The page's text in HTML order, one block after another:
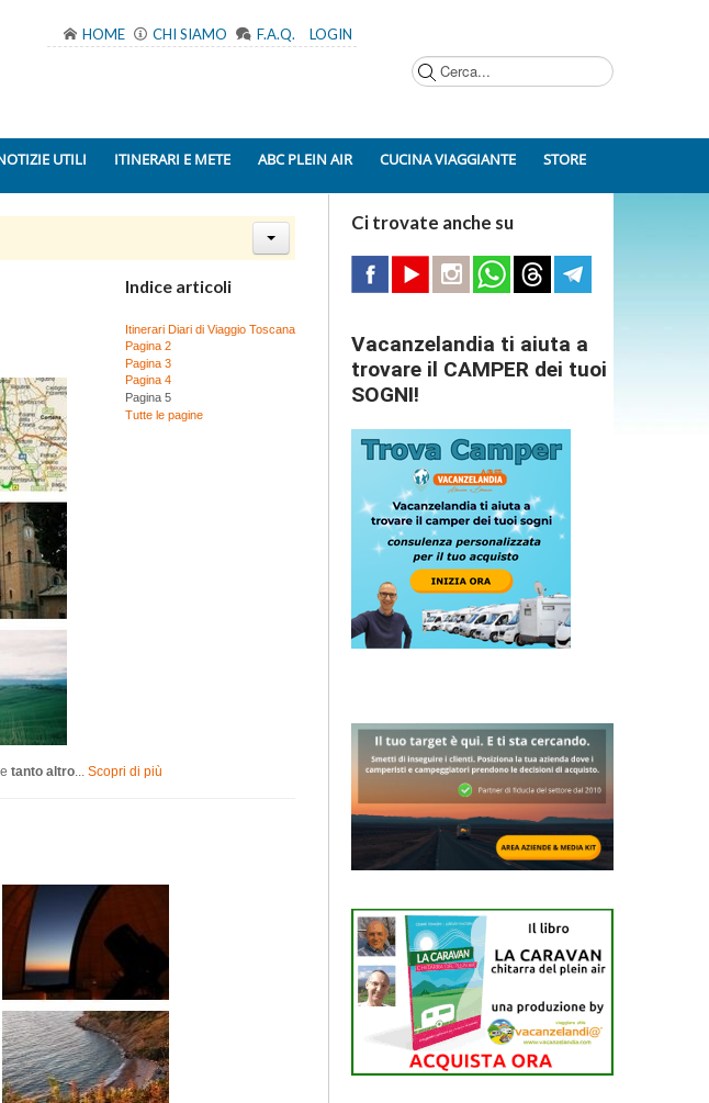
HOME CHI SIAMO F.A.Q. LOGIN
UTILI ITINERARI E METE ABC PLEIN AIR CUCINA VIAGGIANTE STORE
Indice articoli
Itinerari Diari di Viaggio Toscana
Pagina 2
Pagina 3
Pagina 4
Pagina 5
Tutte le pagine
e tanto altro... Scopri di più
Ci trovate anche su
Vacanzelandia ti aiuta a
trovare il CAMPER dei tuoi
SOGNI!